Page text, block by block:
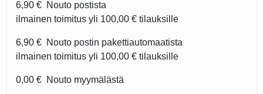
6,90 € Nouto postista
ilmainen toimitus yli 100,00 € tilauksille
6,90 € Nouto postin pakettiautomaatista
ilmainen toimitus yli 100,00 € tilauksille
0,00 € Nouto myymälästä